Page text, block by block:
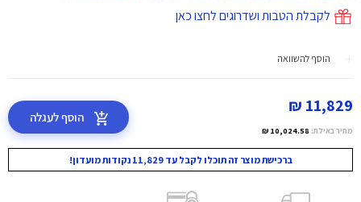
לקבלת הטבות ושדרוגים לחצו כאן
הוסף להשוואה
11,829 ₪
מחיר באילת: 10,024.58 ₪
הוסף לעגלה
ברכישת מוצר זה תוכלו לקבל עד 11,829 נקודות מועדון!